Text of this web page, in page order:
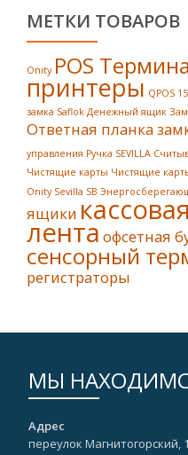
МЕТКИ ТОВАРОВ
Onity POS
принтеры QPOS
замка Saflok Денежный ящик
Ответная планка
управления Ручка SEVILLA
Чистящие карты Чистящие
Onity Sevilla SB
ящики
лента офсетная
сенсорный
регистраторы
МЫ
Адрес
переулок Магнитогорский,